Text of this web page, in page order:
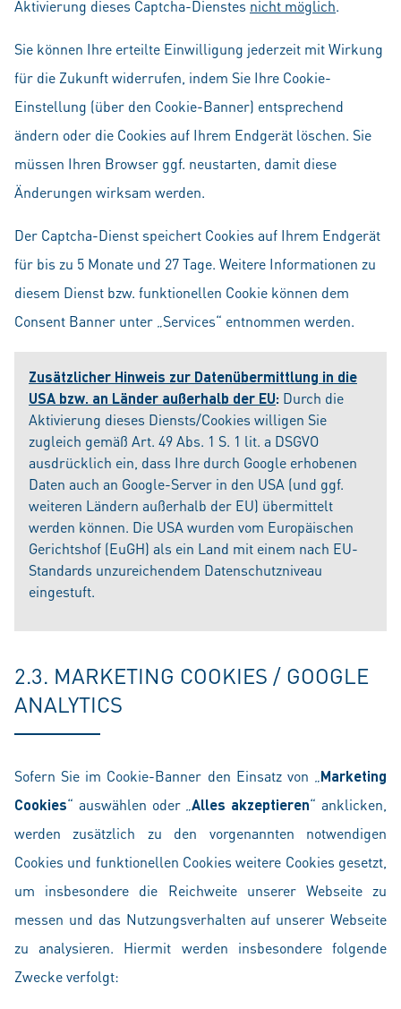
Aktivierung dieses Captcha-Dienstes nicht möglich.
Sie können Ihre erteilte Einwilligung jederzeit mit Wirkung
für die Zukunft widerrufen, indem Sie Ihre Cookie-
Einstellung (über den Cookie-Banner) entsprechend
ändern oder die Cookies auf Ihrem Endgerät löschen. Sie
müssen Ihren Browser ggf. neustarten, damit diese
Änderungen wirksam werden.
Der Captcha-Dienst speichert Cookies auf Ihrem Endgerät
für bis zu 5 Monate und 27 Tage. Weitere Informationen zu
diesem Dienst bzw. funktionellen Cookie können dem
Consent Banner unter „Services“ entnommen werden.
Zusätzlicher Hinweis zur Datenübermittlung in die
USA bzw. an Länder außerhalb der EU: Durch die
Aktivierung dieses Diensts/Cookies willigen Sie
zugleich gemäß Art. 49 Abs. 1 S. 1 lit. a DSGVO
ausdrücklich ein, dass Ihre durch Google erhobenen
Daten auch an Google-Server in den USA (und ggf.
weiteren Ländern außerhalb der EU) übermittelt
werden können. Die USA wurden vom Europäischen
Gerichtshof (EuGH) als ein Land mit einem nach EU-
Standards unzureichendem Datenschutzniveau
eingestuft.
2.3. MARKETING COOKIES / GOOGLE
ANALYTICS
Sofern Sie im Cookie-Banner den Einsatz von „ Marketing
Cookies“ auswählen oder „Alles akzeptieren“ anklicken,
werden zusätzlich zu den vorgenannten notwendigen
Cookies und funktionellen Cookies weitere Cookies gesetzt,
um insbesondere die Reichweite unserer Webseite zu
messen und das Nutzungsverhalten auf unserer Webseite
zu analysieren. Hiermit werden insbesondere folgende
Zwecke verfolgt: